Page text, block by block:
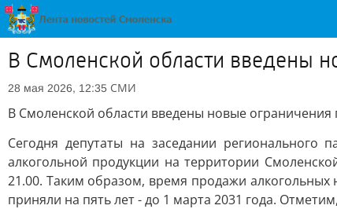
В Смоленской области введены
28 мая 2026, 12:35 СМИ
В Смоленской области введены новые ограничения
Сегодня депутаты на заседании
алкогольной продукции на территории
21.00. Таким образом, время продажи алкогольных
приняли на пять лет - до 1 марта 2031 года.